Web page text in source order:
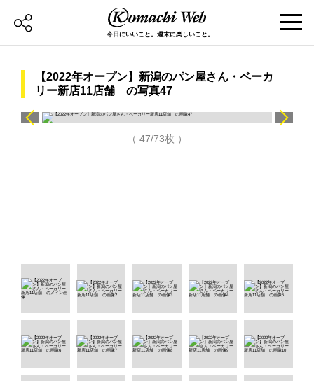
今日にいいこと。週末に楽しいこと。
【2022年オープン】新潟のパン屋さん・ベーカ
リー新店11店舗 の写真47
（ 47/73枚 ）